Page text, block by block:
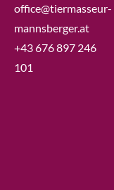
office@tiermasseur-
mannsberger.at
+43 676 897 246
101